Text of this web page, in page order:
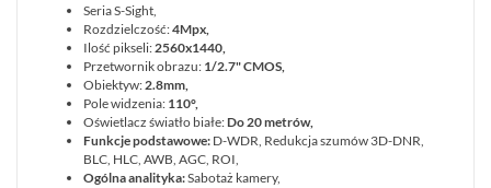
Seria S-Sight,
Rozdzielczość:4Mpx,
Ilość pikseli: 2560x1440
Przetwornik obrazu: 1/2.7" CMOS,
Obiektyw: 2.8mm,
Pole widzenia: 110°,
Oświetlacz światło białe:Do 20 metrów,
Funkcje podstawowe: D-WDR, Redukcja szumów 3D-DNR,
BLC, HLC, AWB, AGC, ROI,
Ogólna analityka:Sabotaż kamery,